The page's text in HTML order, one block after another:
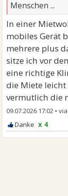
Menschen ...
In einer
mobiles Gerät
mehrere plus
sitze ich vor
eine richtige
die Miete
vermutlich die
09.07.2026 17:02 •
x 4